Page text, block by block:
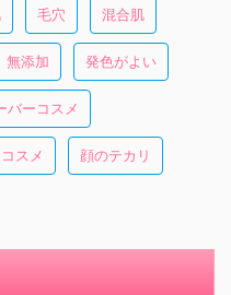
毛穴 混合肌
無添加 発色がよい
バーコスメ
スメ 顔のテカリ